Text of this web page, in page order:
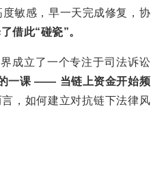
敏感，早一天完成修复，协
借此“碰瓷”。
成立了一个专注于司法诉讼
一课 —— 当链上资金开始频
，如何建立对抗链下法律风